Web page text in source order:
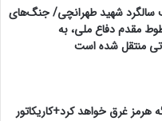
سالگرد شهید طهرانچی/ جنگ‌های
مقدم دفاع ملی، به
منتقل شده است
هرمز غرق خواهد کرد+کاریکاتور